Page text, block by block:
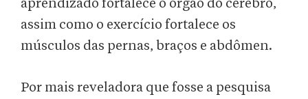
aprendizado fortalece o órgão do cérebro,
assim como o exercício fortalece os
músculos das pernas, braços e abdômen.
Por mais reveladora que fosse a pesquisa